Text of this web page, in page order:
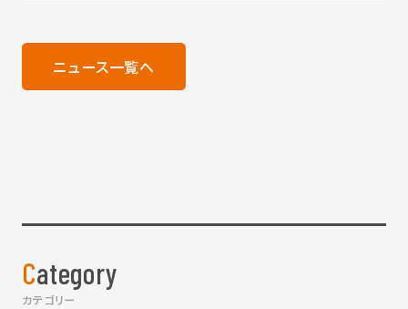
ニュース一覧へ
Category
カテゴリー